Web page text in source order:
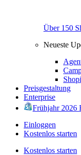
Über 150
Neueste
Preisgestaltung
Enterprise
Frühjahr 2026
Einloggen
Kostenlos starten
Kostenlos starten